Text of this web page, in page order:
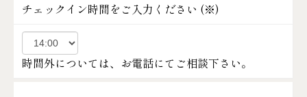
チェックイン時間をご入力ください (※)
時間外については、お電話にてご相談下さい。